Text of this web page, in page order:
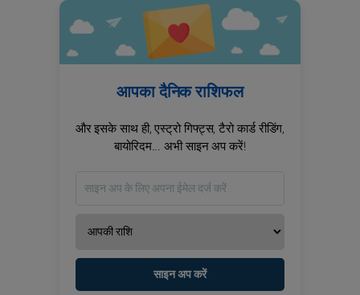
आपका दैनिक राशिफल
और इसके साथ ही, एस्ट्रो गिफ्ट्स, टैरो कार्ड रीडिंग,
बायोरिदम... अभी साइन अप करें!
साइन अप करें